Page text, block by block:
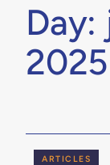
Day:
2025
ARTICLES